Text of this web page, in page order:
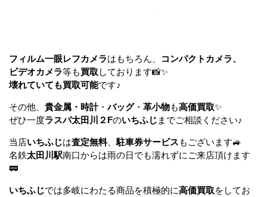
フィルム一眼レフカメラはもちろん、
コンパクトカメラ、
ビデオカメラ等も買取 しております📸✨
壊れていても買取可能です♪
その他、 貴金属・時計・バッグ・ 革小物も高価買取✨
ぜひ一度ラスパ太田川２Fのいちふじ までご相談ください♪
当店いちふじは査定無料、 駐車券サービスもございます🚙
名鉄太田川駅南口からは雨の日でも濡れずにご来店頂けます
🚃
いちふじでは多岐にわたる商品を積極的に高価買取をしてお